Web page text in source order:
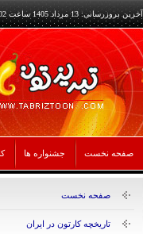
آخرین بروزرسانی: 13 مرداد 1405 ساعت 00:02
صفحه نخست جشنواره ها
صفحه نخست
تاریخچه کارتون در ایران